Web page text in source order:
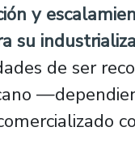
y
su
de ser